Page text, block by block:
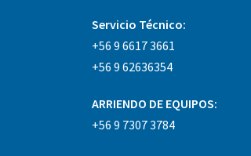
Servicio Técnico:
+56 9 6617 3661
+56 9 62636354
ARRIENDO DE EQUIPOS:
+56 9 7307 3784